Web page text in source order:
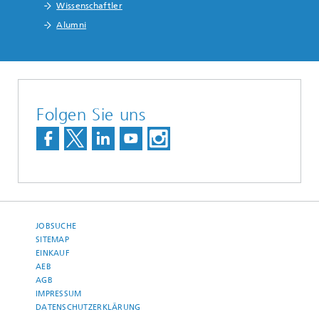
Wissenschaftler
Alumni
Folgen Sie uns
JOBSUCHE
SITEMAP
EINKAUF
AEB
AGB
IMPRESSUM
DATENSCHUTZERKLÄRUNG